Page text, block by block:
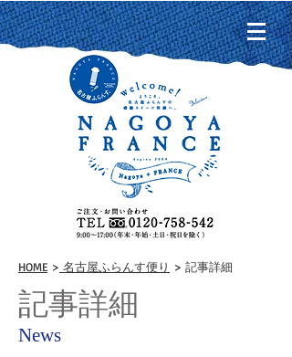
HOME > 名古屋ふらんす便り > 記事詳細
記事詳細
News